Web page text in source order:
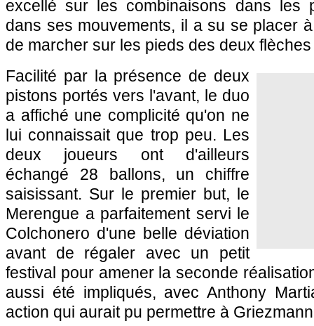
excellé sur les combinaisons dans les
dans ses mouvements, il a su se placer
de marcher sur les pieds des deux
Facilité par la présence de deux
pistons portés vers l'avant, le duo
a affiché une complicité qu'on ne
lui connaissait que trop peu. Les
deux joueurs ont d'ailleurs
échangé 28 ballons, un chiffre
saisissant. Sur le premier but, le
Merengue a parfaitement servi le
Colchonero d'une belle déviation
avant de régaler avec un petit
festival pour amener la seconde
aussi été impliqués, avec Anthony
action qui aurait pu permettre à